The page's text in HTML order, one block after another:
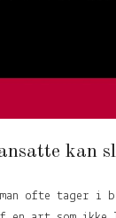
kan
ofte tager i